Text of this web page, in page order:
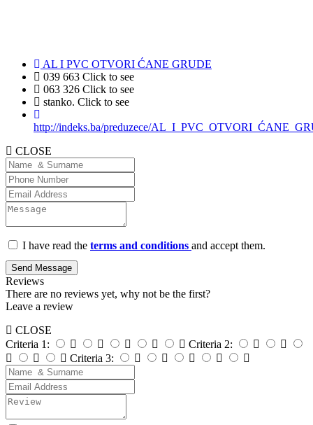
AL I PVC OTVORI ĆANE GRUDE
039 663 Click to see
063 326 Click to see
stanko. Click to see
http://indeks.ba/preduzece/
CLOSE
I have read the terms and conditions and accept them.
Send Message
Reviews
There are no reviews yet, why not be the first?
Leave a review
CLOSE
Criteria 1:
Criteria 2:
Criteria 3: